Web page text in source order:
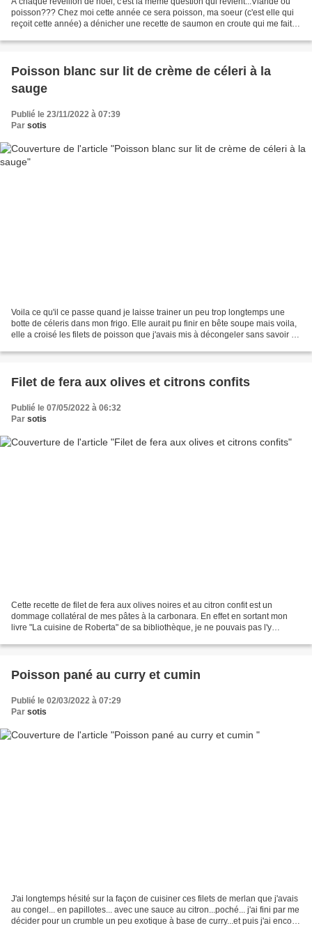
poisson??? Chez moi cette année ce sera poisson, ma soeur (c'est elle qui
reçoit cette année) a dénicher une recette de saumon en croute qui me fait
Poisson blanc sur lit de crème de céleri à la
sauge
Publié le 23/11/2022 à 07:39
Par sotis
Voila ce qu'il ce passe quand je laisse trainer un peu trop longtemps une
botte de céleris dans mon frigo. Elle aurait pu finir en bête soupe mais voila,
elle a croisé les filets de poisson que j'avais mis à décongeler sans savoir ce
Filet de fera aux olives et citrons confits
Publié le 07/05/2022 à 06:32
Par sotis
Cette recette de filet de fera aux olives noires et au citron confit est un
dommage collatéral de mes pâtes à la carbonara. En effet en sortant mon
livre "La cuisine de Roberta" de sa bibliothèque, je ne pouvais pas l'y
Poisson pané au curry et cumin
Publié le 02/03/2022 à 07:29
Par sotis
J'ai longtemps hésité sur la façon de cuisiner ces filets de merlan que j'avais
au congel... en papillotes... avec une sauce au citron...poché... j'ai fini par me
décider pour un crumble un peu exotique à base de curry...et puis j'ai encore